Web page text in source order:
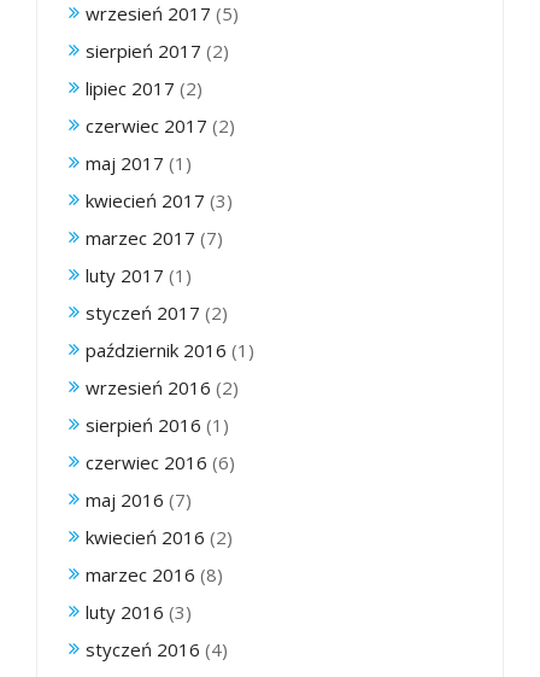
wrzesień 2017 (5)
sierpień 2017 (2)
lipiec 2017 (2)
czerwiec 2017 (2)
maj 2017 (1)
kwiecień 2017 (3)
marzec 2017 (7)
luty 2017 (1)
styczeń 2017 (2)
październik 2016 (1)
wrzesień 2016 (2)
sierpień 2016 (1)
czerwiec 2016 (6)
maj 2016 (7)
kwiecień 2016 (2)
marzec 2016 (8)
luty 2016 (3)
styczeń 2016 (4)